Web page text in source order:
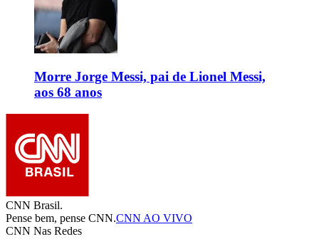
Morre Jorge Messi, pai de Lionel Messi,
aos 68 anos
CNN Brasil.
Pense bem, pense CNN.CNN AO VIVO
CNN Nas Redes